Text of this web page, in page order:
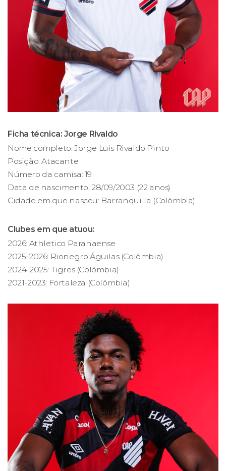
Ficha técnica: Jorge Rivaldo
Nome completo: Jorge Luis Rivaldo Pinto
Posição: Atacante
Número da camisa: 19
Data de nascimento: 28/09/2003 (22 anos)
Cidade em que nasceu: Barranquilla (Colômbia)
Clubes em que atuou:
2026: Athletico Paranaense
2025-2026: Rionegro Águilas (Colômbia)
2024-2025: Tigres (Colômbia)
2021-2023: Fortaleza (Colômbia)